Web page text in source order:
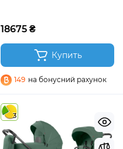
18675 ₴
Купить
149 на бонусний рахунок
3